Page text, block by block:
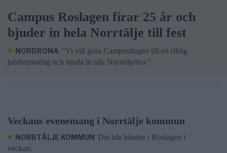
Campus Roslagen firar 25 år och
bjuder in hela Norrtälje till fest
NORDRONA "Vi vill göra Campusdagen till en riktig
jubileumsdag och bjuda in alla Norrtäljebor."
Veckans evenemang i Norrtälje kommun
NORRTÄLJE KOMMUN Det här händer i Roslagen i
veckan.